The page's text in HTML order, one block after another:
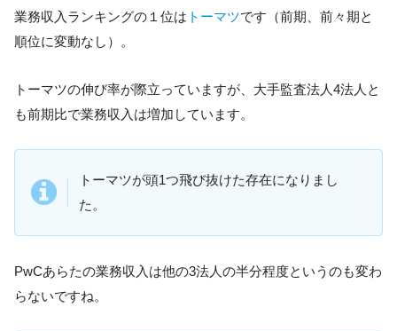
業務収入ランキングの１位は トーマツです（前期、前々期と
順位に変動なし）。
トーマツの伸び率が際立っていますが、大手監査法人4法人と
も前期比で業務収入は増加しています。
トーマツが頭1つ飛び抜けた存在になりまし
た。
PwCあらたの業務収入は他の3法人の半分程度というのも変わ
らないですね。